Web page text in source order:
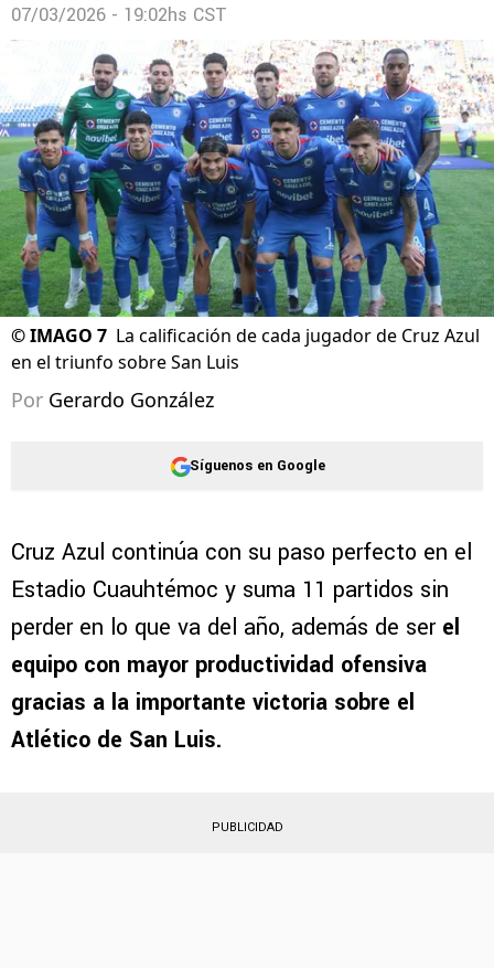
07/03/2026 - 19:02hs CST
©IMAGO 7 La calificación de cada jugador de Cruz Azul
en el triunfo sobre San Luis
Por Gerardo González
Síguenos en Google
Cruz Azul continúa con su paso perfecto en el
Estadio Cuauhtémoc y suma 11 partidos sin
perder en lo que va del año, además de ser el
equipo con mayor productividad ofensiva
gracias a la importante victoria sobre el
Atlético de San Luis.
PUBLICIDAD